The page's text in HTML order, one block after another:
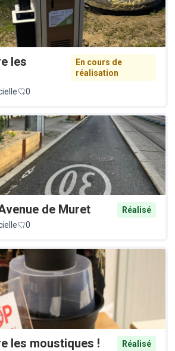
les
En cours de
réalisation
0
de Muret
Réalisé
0
les moustiques !
Réalisé